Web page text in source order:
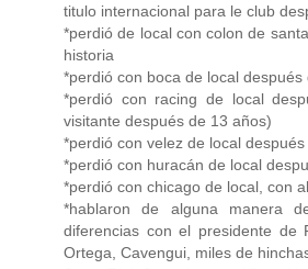
titulo internacional para le club
*perdió de local con colon de
historia
*perdió con boca de local
*perdió con racing de local
visitante después de 13 años)
*perdió con velez de local
*perdió con huracán de local
*perdió con chicago de local, con
*hablaron de alguna manera
diferencias con el presidente de
Ortega, Cavengui, miles de